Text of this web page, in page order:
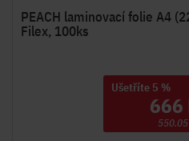
PEACH laminovací folie A4
Filex, 100ks
Ušetříte 5 %
666